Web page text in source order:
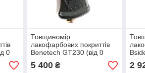
0
Товщиномір
лакофарбових покриттів
Benetech GT230 (від 0
мкм до 1300 мкм) Fe/NFe
5 400₴ 2